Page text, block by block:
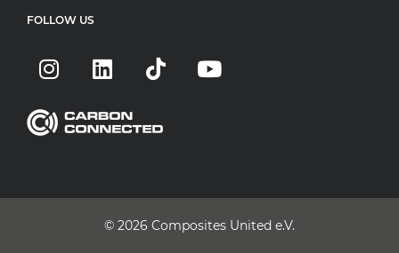
FOLLOW US
© 2026 Composites United e.V.